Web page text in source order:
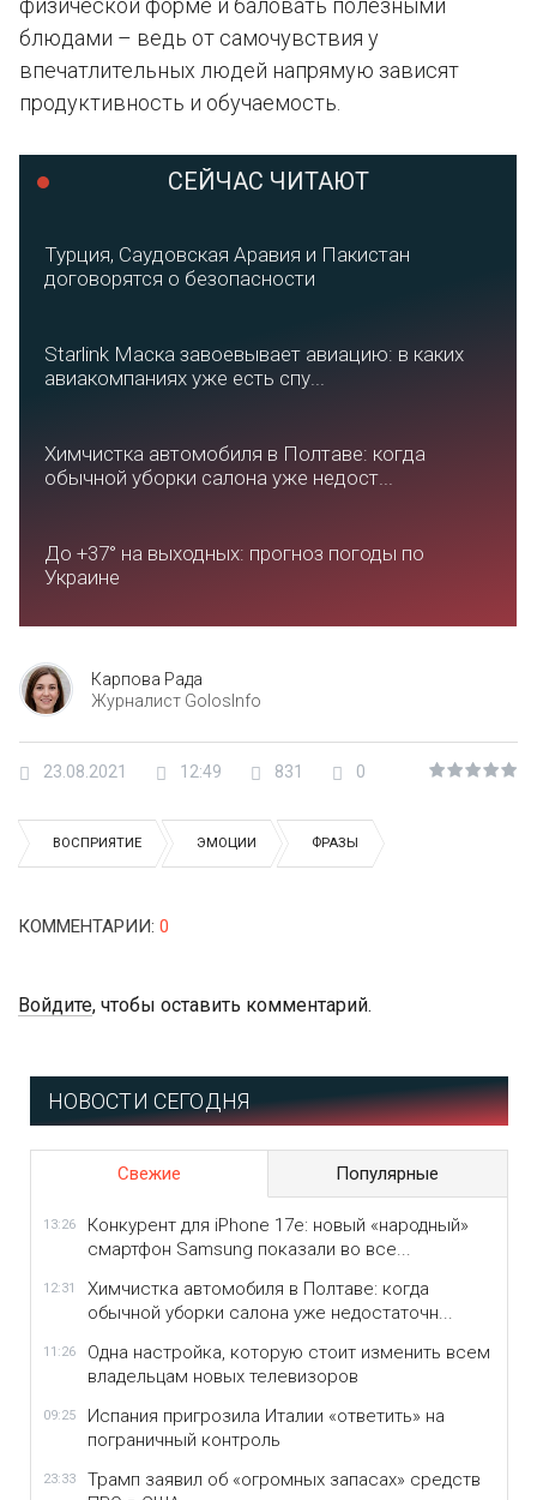
физической форме и баловать полезными
блюдами – ведь от самочувствия у
впечатлительных людей напрямую зависят
продуктивность и обучаемость.
СЕЙЧАС ЧИТАЮТ
Турция, Саудовская Аравия и Пакистан
договорятся о безопасности
Starlink Маска завоевывает авиацию: в каких
авиакомпаниях уже есть спу...
Химчистка автомобиля в Полтаве: когда
обычной уборки салона уже недост...
До +37° на выходных: прогноз погоды по
Украине
Карпова Рада
Журналист GolosInfo
23.08.2021 12:49 831 0
ВОСПРИЯТИЕ ЭМОЦИИ ФРАЗЫ
КОММЕНТАРИИ: 0
Войдите, чтобы оставить комментарий.
НОВОСТИ СЕГОДНЯ
Свежие Популярные
13:26
Конкурент для iPhone 17e: новый «народный»
смартфон Samsung показали во все...
12:31
Химчистка автомобиля в Полтаве: когда
обычной уборки салона уже недостаточн...
11:26
Одна настройка, которую стоит изменить всем
владельцам новых телевизоров
09:25
Испания пригрозила Италии «ответить» на
пограничный контроль
23:33
Трамп заявил об «огромных запасах» средств